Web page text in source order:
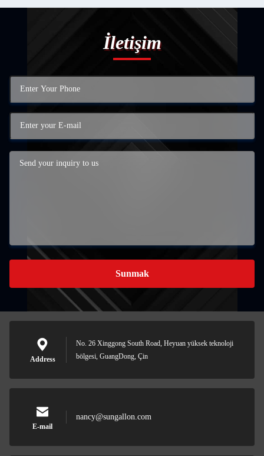
İletişim
Sunmak
Address
No. 26 Xinggong South Road, Heyuan yüksek teknoloji
bölgesi, GuangDong, Çin
E-mail
nancy@sungallon.com